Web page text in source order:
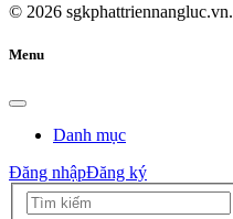
© 2026
Menu
Danh mục
Đăng nhậpĐăng ký